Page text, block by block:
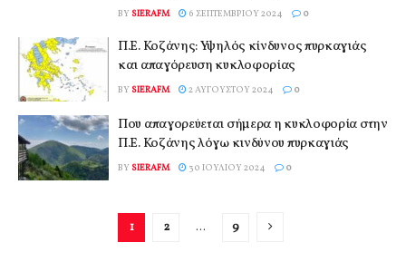
BY SIERAFM 6 ΣΕΠΤΕΜΒΡΊΟΥ 2024 0
Π.Ε. Κοζάνης: Υψηλός κίνδυνος πυρκαγιάς
και απαγόρευση κυκλοφορίας
BY SIERAFM 2 ΑΥΓΟΎΣΤΟΥ 2024 0
Που απαγορεύεται σήμερα η κυκλοφορία στην
Π.Ε. Κοζάνης λόγω κινδύνου πυρκαγιάς
BY SIERAFM 30 ΙΟΥΛΊΟΥ 2024 0
1 2 … 9